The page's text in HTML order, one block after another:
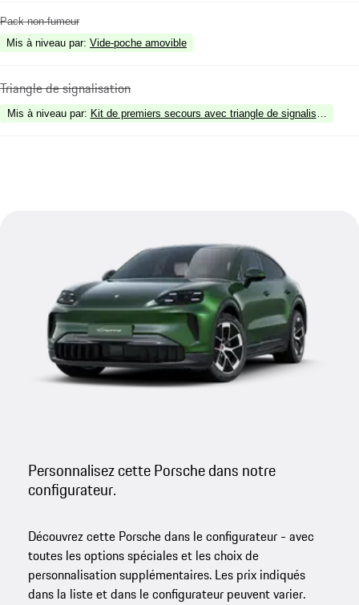
Pack non-fumeur
Mis à niveau par: Vide-poche amovible
Triangle de signalisation
Mis à niveau par: Kit de premiers secours avec triangle de signalisation
Personnalisez cette Porsche dans notre
configurateur.
Découvrez cette Porsche dans le configurateur - avec
toutes les options spéciales et les choix de
personnalisation supplémentaires. Les prix indiqués
dans la liste et dans le configurateur peuvent varier.